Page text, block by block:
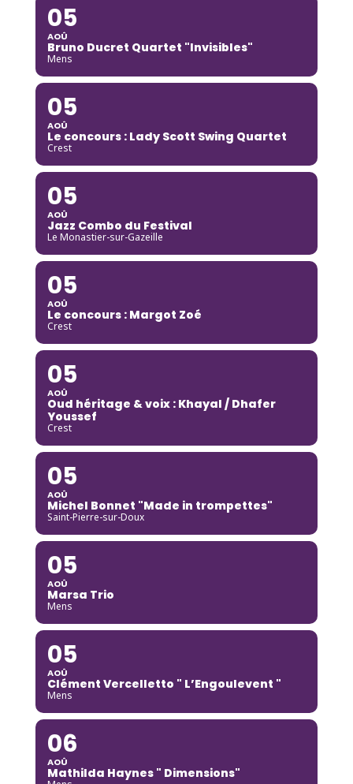
05
AOÛ
Bruno Ducret Quartet "Invisibles"
Mens
05
AOÛ
Le concours : Lady Scott Swing Quartet
Crest
05
AOÛ
Jazz Combo du Festival
Le Monastier-sur-Gazeille
05
AOÛ
Le concours : Margot Zoé
Crest
05
AOÛ
Oud héritage & voix : Khayal / Dhafer
Youssef
Crest
05
AOÛ
Michel Bonnet "Made in trompettes"
Saint-Pierre-sur-Doux
05
AOÛ
Marsa Trio
Mens
05
AOÛ
Clément Vercelletto " L’Engoulevent "
Mens
06
AOÛ
Mathilda Haynes " Dimensions"